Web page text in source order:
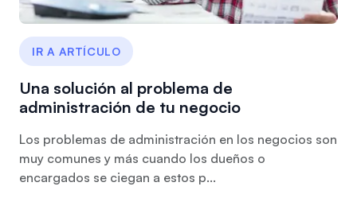
IR A ARTÍCULO
Una solución al problema de
administración de tu negocio
Los problemas de administración en los negocios son
muy comunes y más cuando los dueños o
encargados se ciegan a estos p...